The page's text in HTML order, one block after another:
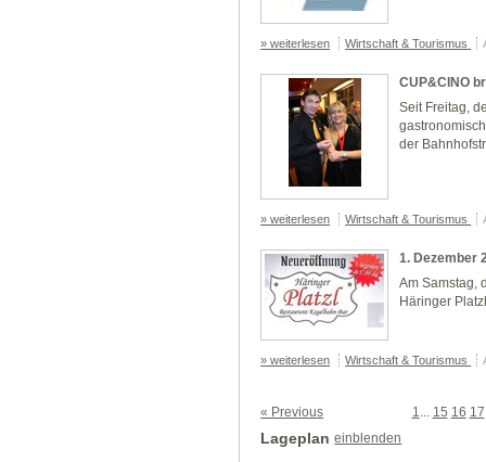
» weiterlesen Wirtschaft & Tourismus
CUP&CINO
Seit Freitag,
der
» weiterlesen Wirtschaft & Tourismus
1. Dezember
Am Samstag,
Häringer
» weiterlesen Wirtschaft & Tourismus
« Previous 1... 15 16 17
Lageplan einblenden